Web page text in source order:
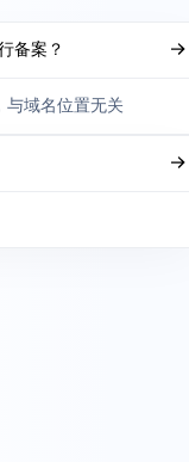
备案？
与域名位置无关